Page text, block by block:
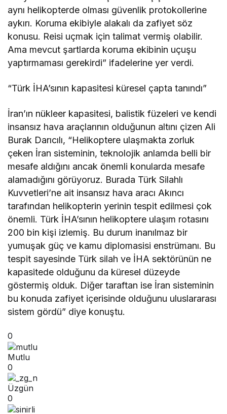
aynı helikopterde olması güvenlik protokollerine
aykırı. Koruma ekibiyle alakalı da zafiyet söz
konusu. Reisi uçmak için talimat vermiş olabilir.
Ama mevcut şartlarda koruma ekibinin uçuşu
yaptırmaması gerekirdi” ifadelerine yer verdi.
“Türk İHA’sının kapasitesi küresel çapta tanındı”
İran’ın nükleer kapasitesi, balistik füzeleri ve kendi
insansız hava araçlarının olduğunun altını çizen Ali
Burak Darıcılı, “Helikoptere ulaşmakta zorluk
çeken İran sisteminin, teknolojik anlamda belli bir
mesafe aldığını ancak önemli konularda mesafe
alamadığını görüyoruz. Burada Türk Silahlı
Kuvvetleri’ne ait insansız hava aracı Akıncı
tarafından helikopterin yerinin tespit edilmesi çok
önemli. Türk İHA’sının helikoptere ulaşım rotasını
200 bin kişi izlemiş. Bu durum inanılmaz bir
yumuşak güç ve kamu diplomasisi enstrümanı. Bu
tespit sayesinde Türk silah ve İHA sektörünün ne
kapasitede olduğunu da küresel düzeyde
göstermiş olduk. Diğer taraftan ise İran sisteminin
bu konuda zafiyet içerisinde olduğunu uluslararası
sistem gördü” diye konuştu.
0
Mutlu
0
Üzgün
0